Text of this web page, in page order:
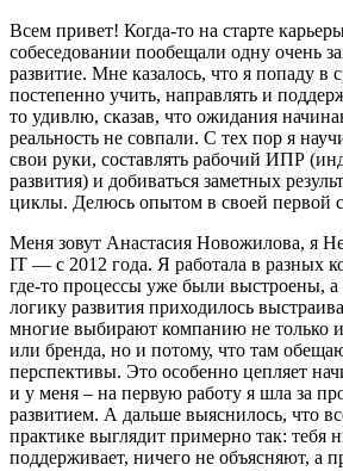
Всем привет! Когда-то на старте
собеседовании пообещали одну очень
развитие. Мне казалось, что я попаду в
постепенно учить, направлять и
то удивлю, сказав, что ожидания
реальность не совпали. С тех пор я
свои руки, составлять рабочий ИПР
развития) и добиваться заметных
циклы. Делюсь опытом в своей первой
Меня зовут Анастасия Новожилова, я
IT — с 2012 года. Я работала в разных
где-то процессы уже были выстроены, а
логику развития приходилось
многие выбирают компанию не только
или бренда, но и потому, что там
перспективы. Это особенно цепляет
и у меня – на первую работу я шла за
развитием. А дальше выяснилось, что
практике выглядит примерно так: тебя
поддерживает, ничего не объясняют, а